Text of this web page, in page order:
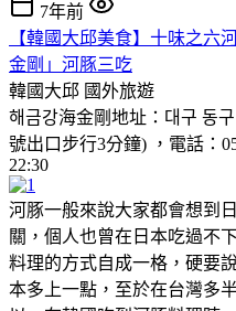
7年前
【韓國大邱美食】十味之六
金剛」河豚三吃
韓國大邱 國外旅遊
해금강海金剛地址：대구 동
號出口步行3分鐘) ，電話：
22:30
河豚一般來說大家都會想到
關，個人也曾在日本吃過不
料理的方式自成一格，硬要
本多上一點，至於在台灣多